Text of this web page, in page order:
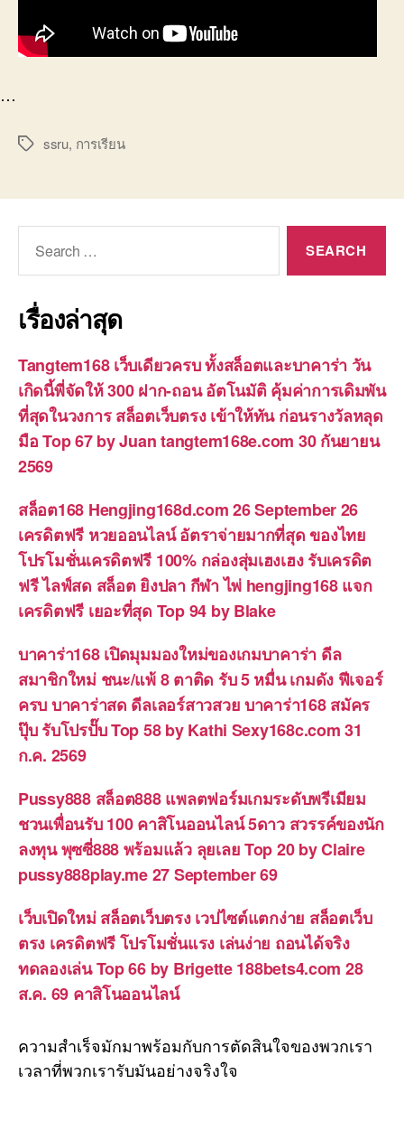
…
Tagsssru, การเรียน
เรื่องล่าสุด
Tangtem168 เว็บเดียวครบ ทั้งสล็อตและบาคาร่า วัน
เกิดนี้พี่จัดให้ 300 ฝาก-ถอน อัตโนมัติ คุ้มค่าการเดิมพัน
ที่สุดในวงการ สล็อตเว็บตรง เข้าให้ทัน ก่อนรางวัลหลุด
มือ Top 67 by Juan tangtem168e.com 30 กันยายน
2569
สล็อต168 Hengjing168d.com 26 September 26
เครดิตฟรี หวยออนไลน์ อัตราจ่ายมากที่สุด ของไทย
โปรโมชั่นเครดิตฟรี 100% กล่องสุ่มเฮงเฮง รับเครดิต
ฟรี ไลฟ์สด สล็อต ยิงปลา กีฬา ไพ่ hengjing168 แจก
เครดิตฟรี เยอะที่สุด Top 94 by Blake
บาคาร่า168 เปิดมุมมองใหม่ของเกมบาคาร่า ดีล
สมาชิกใหม่ ชนะ/แพ้ 8 ตาติด รับ 5 หมื่น เกมดัง ฟีเจอร์
ครบ บาคาร่าสด ดีลเลอร์สาวสวย บาคาร่า168 สมัคร
ปุ๊บ รับโปรปั๊บ Top 58 by Kathi Sexy168c.com 31
ก.ค. 2569
Pussy888 สล็อต888 แพลตฟอร์มเกมระดับพรีเมียม
ชวนเพื่อนรับ 100 คาสิโนออนไลน์ 5ดาว สวรรค์ของนัก
ลงทุน พุซซี่888 พร้อมแล้ว ลุยเลย Top 20 by Claire
pussy888play.me 27 September 69
เว็บเปิดใหม่ สล็อตเว็บตรง เวปไซต์แตกง่าย สล็อตเว็บ
ตรง เครดิตฟรี โปรโมชั่นแรง เล่นง่าย ถอนได้จริง
ทดลองเล่น Top 66 by Brigette 188bets4.com 28
ส.ค. 69 คาสิโนออนไลน์
ความสำเร็จมักมาพร้อมกับการตัดสินใจของพวกเรา
เวลาที่พวกเรารับมันอย่างจริงใจ